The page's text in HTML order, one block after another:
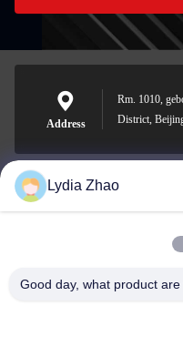
Address
Rm. 1010,
District,
Lydia Zhao
Good day, what product